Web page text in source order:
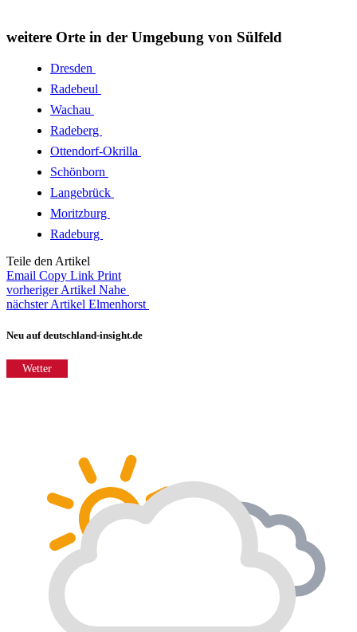
weitere Orte in der Umgebung von Sülfeld
Dresden
Radebeul
Wachau
Radeberg
Ottendorf-Okrilla
Schönborn
Langebrück
Moritzburg
Radeburg
Teile den Artikel
Email Copy Link Print
vorheriger Artikel Nahe
nächster Artikel Elmenhorst
Neu auf deutschland-insight.de
Wetter